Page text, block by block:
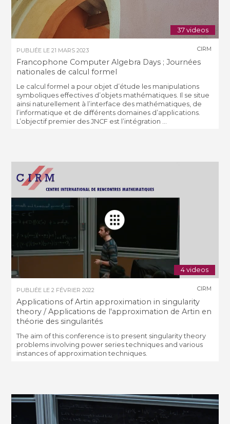
37 videos
PUBLIÉE LE21 MARS 2023
Francophone Computer Algebra Days ; Journées
nationales de calcul formel
CIRM
Le calcul formel a pour objet d’étude les manipulations
symboliques effectives d’objets mathématiques. Il se situe
ainsi naturellement à l’interface des mathématiques, de
l’informatique et de différents domaines d’applications.
L’objectif premier des JNCF est l’intégration ...
4 videos
PUBLIÉE LE2 FÉVRIER 2022
Applications of Artin approximation in singularity
theory / Applications de l'approximation de Artin en
théorie des singularités
CIRM
The aim of this conference is to present singularity theory
problems involving power series techniques and various
instances of approximation techniques.